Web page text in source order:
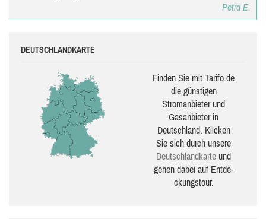
Petra E.
DEUTSCHLANDKARTE
Finden Sie mit Tarifo.de
die güns­ti­gen
Stromanbieter und
Gasanbieter in
Deutschland. Klicken
Sie sich durch unsere
Deutsch­land­karte und
gehen dabei auf Ent­de­
ckungs­tour.